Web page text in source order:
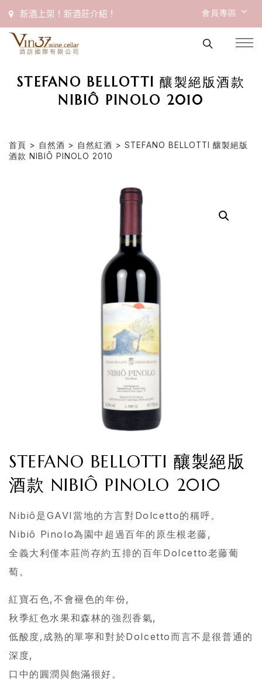
新酒上架！新酒莊介紹！ 會員專區
STEFANO BELLOTTI 釀製絕版酒款
NIBIÔ PINOLO 2010
首頁 > 自然酒 > 自然紅酒 > STEFANO BELLOTTI 釀製絕版
酒款 NIBIÔ PINOLO 2010
STEFANO BELLOTTI 釀製絕版
酒款 NIBIÔ PINOLO 2010
Nibiô是GAVI當地的方言對Dolcetto的稱呼。
Nibiô Pinolo為園中超過百年的原生根老藤,
全義大利僅本莊尚存約五排的百年Dolcetto老藤葡
萄。
紅寶石色,不會褪色的年份,
秋季紅色水果和森林的強烈香氣,
低酸度,成熟的單寧和對於Dolcetto而言不是很普通的
深度,
口中的圓潤與飽滿很好。